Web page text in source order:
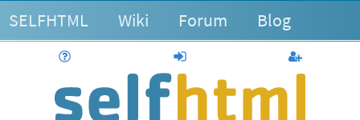
SELFHTML Wiki Forum Blog
anmelden